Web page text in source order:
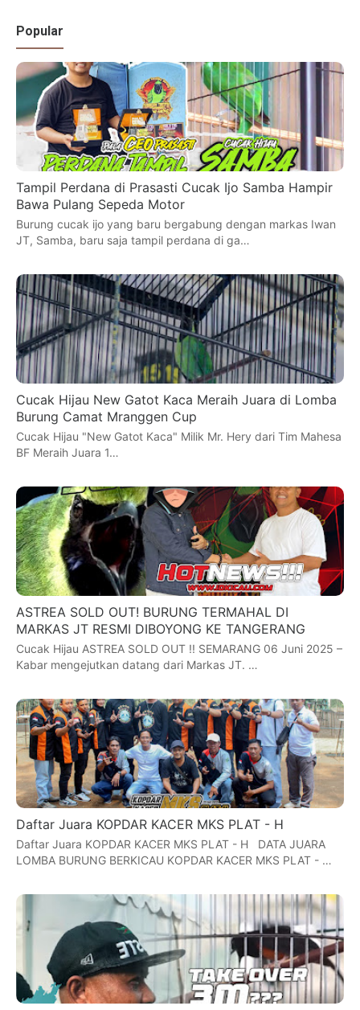
Popular
Tampil Perdana di Prasasti Cucak Ijo Samba Hampir
Bawa Pulang Sepeda Motor
Burung cucak ijo yang baru bergabung dengan markas Iwan
JT, Samba, baru saja tampil perdana di ga…
Cucak Hijau New Gatot Kaca Meraih Juara di Lomba
Burung Camat Mranggen Cup
Cucak Hijau "New Gatot Kaca" Milik Mr. Hery dari Tim Mahesa
BF Meraih Juara 1…
ASTREA SOLD OUT! BURUNG TERMAHAL DI
MARKAS JT RESMI DIBOYONG KE TANGERANG
Cucak Hijau ASTREA SOLD OUT !! SEMARANG 06 Juni 2025 –
Kabar mengejutkan datang dari Markas JT. …
Daftar Juara KOPDAR KACER MKS PLAT - H
Daftar Juara KOPDAR KACER MKS PLAT - H DATA JUARA
LOMBA BURUNG BERKICAU KOPDAR KACER MKS PLAT - …